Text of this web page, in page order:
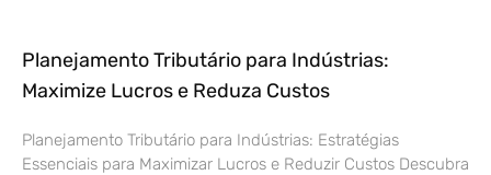
Planejamento Tributário para Indústrias:
Maximize Lucros e Reduza Custos
Planejamento Tributário para Indústrias: Estratégias
Essenciais para Maximizar Lucros e Reduzir Custos Descubra